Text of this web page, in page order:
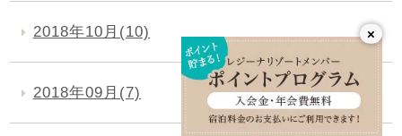
2018年10月(10)
2018年09月(7)
×